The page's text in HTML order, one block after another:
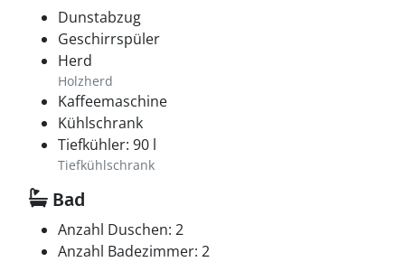
Dunstabzug
Geschirrspüler
Herd
Holzherd
Kaffeemaschine
Kühlschrank
Tiefkühler: 90 l
Tiefkühlschrank
Bad
Anzahl Duschen: 2
Anzahl Badezimmer: 2